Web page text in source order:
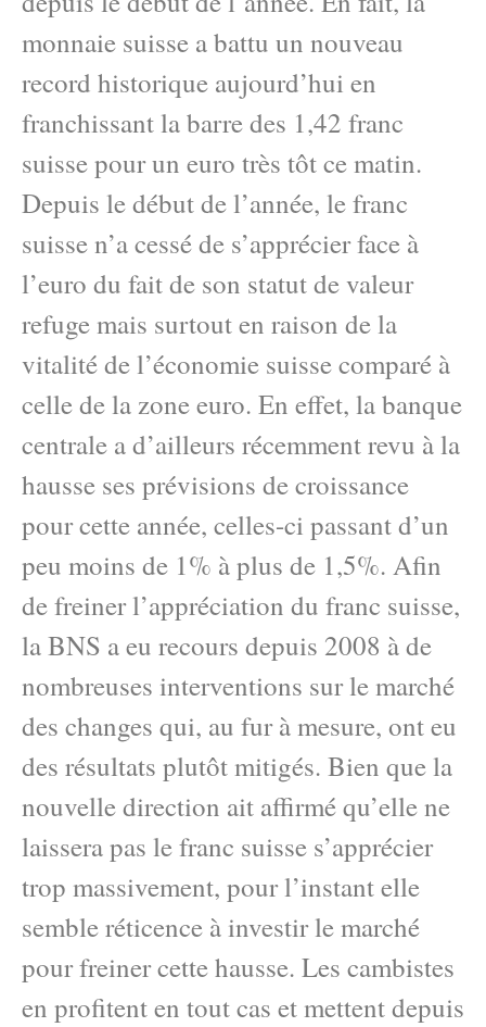
monnaie suisse a battu un nouveau
record historique aujourd’hui en
franchissant la barre des 1,42 franc
suisse pour un euro très tôt ce matin.
Depuis le début de l’année, le franc
suisse n’a cessé de s’apprécier face à
l’euro du fait de son statut de valeur
refuge mais surtout en raison de la
vitalité de l’économie suisse comparé à
celle de la zone euro. En effet, la banque
centrale a d’ailleurs récemment revu à la
hausse ses prévisions de croissance
pour cette année, celles-ci passant d’un
peu moins de 1% à plus de 1,5%. Afin
de freiner l’appréciation du franc suisse,
la BNS a eu recours depuis 2008 à de
nombreuses interventions sur le marché
des changes qui, au fur à mesure, ont eu
des résultats plutôt mitigés. Bien que la
nouvelle direction ait affirmé qu’elle ne
laissera pas le franc suisse s’apprécier
trop massivement, pour l’instant elle
semble réticence à investir le marché
pour freiner cette hausse. Les cambistes
en profitent en tout cas et mettent depuis